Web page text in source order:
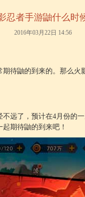
忍者手游鼬什么时
2016年03月22日 14:56
待鼬的到来的。那么
远了，预计在4月份的
期待鼬的到来吧！